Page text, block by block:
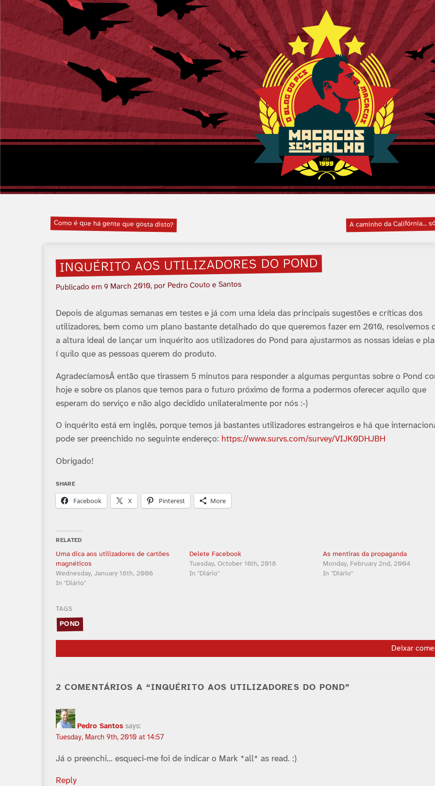
Como é que há gente que gosta disto? A caminho da Califórnia…
INQUÉRITO AOS UTILIZADORES DO POND
Publicado em9 March 2010, por Pedro Couto e Santos
Depois de algumas semanas em testes e já com uma ideia das principais sugestões e crí­ticas dos
utilizadores, bem como um plano bastante detalhado do que queremos fazer em 2010, resolvemos
a altura ideal de lançar um inquérito aos utilizadores do Pond para ajustarmos as nossas ideias e
í quilo que as pessoas querem do produto.
Agradecí­amosÂ então que tirassem 5 minutos para responder a algumas perguntas sobre o Pond
hoje e sobre os planos que temos para o futuro próximo de forma a podermos oferecer aquilo que
esperam do serviço e não algo decidido unilateralmente por nós :-)
O inquérito está em inglês, porque temos já bastantes utilizadores estrangeiros e há que
pode ser preenchido no seguinte endereço: https://www.survs.com/survey/VIJK0DHJBH
Obrigado!
SHARE
Facebook X Pinterest More
RELATED
Uma dica aos utilizadores de cartões
magnéticos
Wednesday, January 18th, 2006
In "Diário"
Delete Facebook
Tuesday, October 16th, 2018
In "Diário"
As mentiras da propaganda
Monday, February 2nd, 2004
In "Diário"
TAGS
POND
Deixar
2 COMENTÁRIOS A “INQUÉRITO AOS UTILIZADORES DO POND”
Pedro Santos says:
Tuesday, March 9th, 2010 at 14:57
Já o preenchi… esqueci-me foi de indicar o Mark *all* as read. :)
Reply